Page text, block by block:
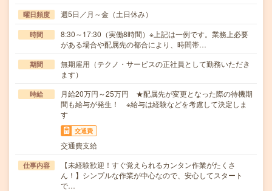
曜日頻度 週5日／月～金（土日休み）
時間
8:30～17:30（実働8時間）※上記は一例です。業務上必要
がある場合や配属先の都合により、時間帯…
期間
無期雇用（テクノ・サービスの正社員として勤務いただき
ます）
時給
月給20万円～25万円 ★配属先が変更となった際の待機期
間も給与が発生！ ※給与は経験などを考慮して決定しま
す
交通費
交通費支給
仕事内容
【未経験歓迎！すぐ覚えられるカンタン作業がたくさ
ん！】シンプルな作業が中心なので、安心してスタート
で…